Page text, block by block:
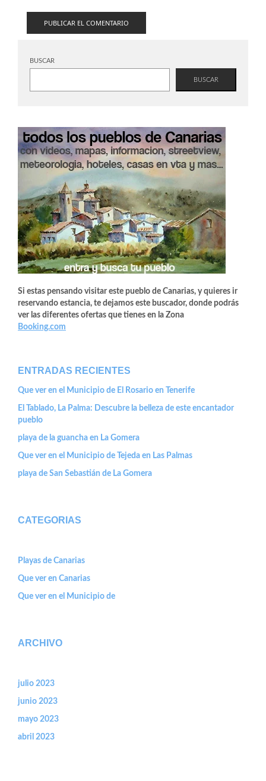
BUSCAR
BUSCAR
Si estas pensando visitar este pueblo de Canarias, y quieres ir
reservando estancia, te dejamos este buscador, donde podrás
ver las diferentes ofertas que tienes en la Zona
Booking.com
ENTRADAS RECIENTES
Que ver en el Municipio de El Rosario en Tenerife
El Tablado, La Palma: Descubre la belleza de este encantador
pueblo
playa de la guancha en La Gomera
Que ver en el Municipio de Tejeda en Las Palmas
playa de San Sebastián de La Gomera
CATEGORIAS
Playas de Canarias
Que ver en Canarias
Que ver en el Municipio de
ARCHIVO
julio 2023
junio 2023
mayo 2023
abril 2023